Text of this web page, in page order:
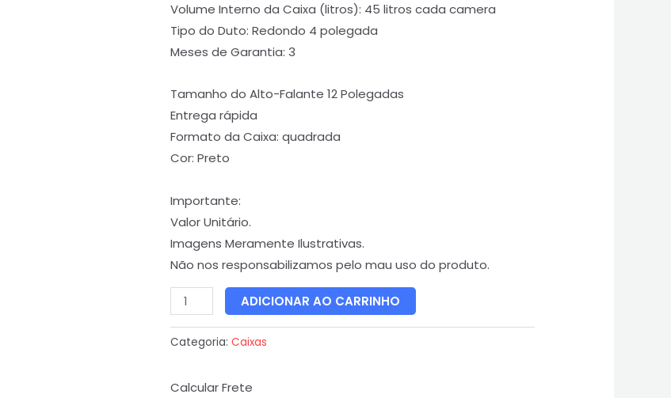
Volume Interno da Caixa (litros): 45 litros cada camera
Tipo do Duto: Redondo 4 polegada
Meses de Garantia: 3
Tamanho do Alto-Falante 12 Polegadas
Entrega rápida
Formato da Caixa: quadrada
Cor: Preto
Importante:
Valor Unitário.
Imagens Meramente Ilustrativas.
Não nos responsabilizamos pelo mau uso do produto.
ADICIONAR AO CARRINHO
Categoria: Caixas
Calcular Frete